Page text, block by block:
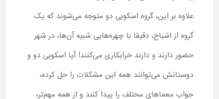
علاوه بر این، گروه اسکوبی دو متوجه می‌شوند که یک
گروه از اشباح، دقیقا با چهره‌هایی شبیه آن‌ها، در شهر
حضور دارند و دارند خرابکاری می‌کنند! آیا اسکوبی دو و
دوستانش می‌توانند همه این مشکلات را حل کرده،
جواب معماهای مختلف را پیدا کنند و از همه مهم‌تر،